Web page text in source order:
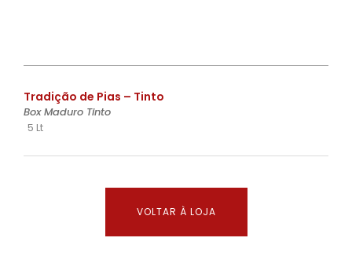
Tradição de Pias – Tinto
Box Maduro Tinto
5 Lt
VOLTAR À LOJA